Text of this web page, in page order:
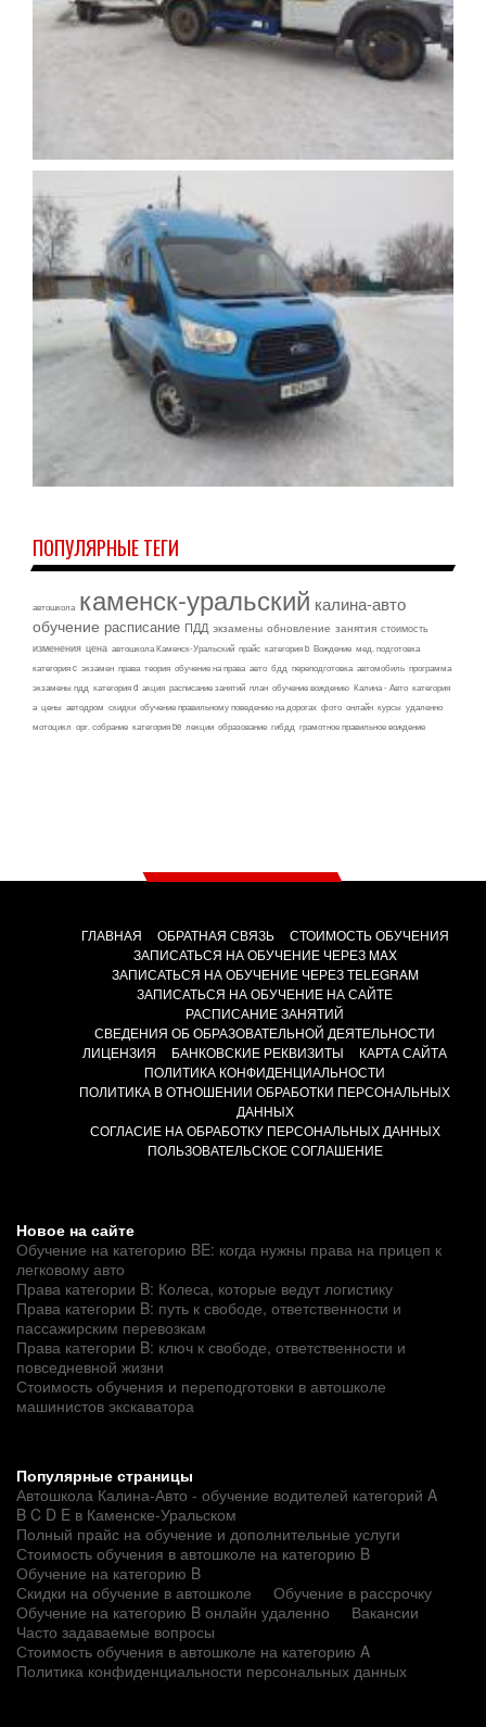
ПОПУЛЯРНЫЕ ТЕГИ
автошкола каменск-уральский калина-авто
обучение расписание ПДД экзамены обновление занятия стоимость
изменения цена автошкола Каменск-Уральский прайс категория b Вождение мед. подготовка
категория c экзамен права теория обучение на права авто бдд переподготовка автомобиль программа
экзамены пдд категория d акция расписание занятий план обучение вождению Калина - Авто категория
а цены автодром скидки обучение правильному поведению на дорогах фото онлайн курсы удаленно
мотоцикл орг. собрание категория be лекции образование гибдд грамотное правильное вождение
ГЛАВНАЯ ОБРАТНАЯ СВЯЗЬ
СТОИМОСТЬ ОБУЧЕНИЯ
ЗАПИСАТЬСЯ НА ОБУЧЕНИЕ ЧЕРЕЗ MAX
ЗАПИСАТЬСЯ НА ОБУЧЕНИЕ ЧЕРЕЗ TELEGRAM
ЗАПИСАТЬСЯ НА ОБУЧЕНИЕ НА САЙТЕ
РАСПИСАНИЕ ЗАНЯТИЙ
СВЕДЕНИЯ ОБ ОБРАЗОВАТЕЛЬНОЙ ДЕЯТЕЛЬНОСТИ
ЛИЦЕНЗИЯ
БАНКОВСКИЕ РЕКВИЗИТЫ
КАРТА САЙТА
ПОЛИТИКА КОНФИДЕНЦИАЛЬНОСТИ
ПОЛИТИКА В ОТНОШЕНИИ ОБРАБОТКИ ПЕРСОНАЛЬНЫХ
ДАННЫХ
СОГЛАСИЕ НА ОБРАБОТКУ ПЕРСОНАЛЬНЫХ ДАННЫХ
ПОЛЬЗОВАТЕЛЬСКОЕ СОГЛАШЕНИЕ
Новое на сайте
Обучение на категорию BE: когда нужны права на прицеп к
легковому авто
Права категории B: Колеса, которые ведут логистику
Права категории B: путь к свободе, ответственности и
пассажирским перевозкам
Права категории B: ключ к свободе, ответственности и
повседневной жизни
Стоимость обучения и переподготовки в автошколе
машинистов экскаватора
Популярные страницы
Автошкола Калина-Авто - обучение водителей категорий A
B C D E в Каменске-Уральском
Полный прайс на обучение и дополнительные услуги
Стоимость обучения в автошколе на категорию B
Обучение на категорию B
Скидки на обучение в автошколе
Обучение в рассрочку
Обучение на категорию B онлайн удаленно
Вакансии
Часто задаваемые вопросы
Стоимость обучения в автошколе на категорию A
Политика конфиденциальности персональных данных